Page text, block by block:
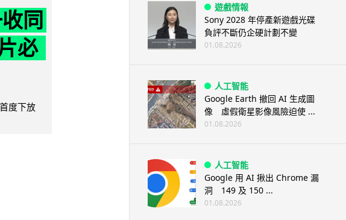
同
必
度下放
遊戲情報
Sony 2028 年停產新遊戲光碟
負評不斷仍企硬計劃不變
01.08.2026
人工智能
Google Earth 撤回 AI 生成圖
像 虛假衛星影像風險迫使 ...
01.08.2026
人工智能
Google 用 AI 揪出 Chrome 漏
洞 149 及 150 ...
01.08.2026